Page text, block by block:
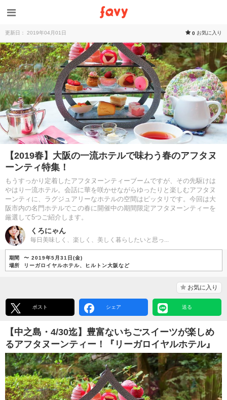
更新日： 2019年04月01日 0 お気に入り
【2019春】大阪の一流ホテルで味わう春のアフタヌ
ーンティ特集！
もうすっかり定着したアフタヌーンティーブームですが、その先駆けは
やはり一流ホテル。会話に華を咲かせながらゆったりと楽しむアフタヌ
ーンティに、ラグジュアリーなホテルの空間はピッタリです。今回は大
阪市内の名門ホテルでこの春に開催中の期間限定アフタヌーンティーを
厳選して5つご紹介します。
くろにゃん
毎日美味しく、楽しく、美しく暮らしたいと思っ...
期間
〜 2019年5月31日(金)
場所
リーガロイヤルホテル、ヒルトン大阪など
お気に入り
ポスト シェア 送る
【中之島・4/30迄】豊富ないちごスイーツが楽しめ
るアフタヌーンティー！『リーガロイヤルホテル』